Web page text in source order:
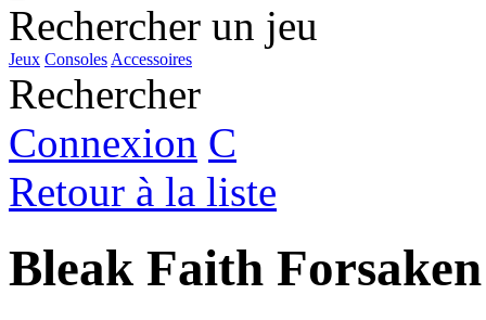
Rechercher un jeu
Jeux Consoles Accessoires
Rechercher
Connexion C
Retour à la liste
Bleak Faith Forsaken